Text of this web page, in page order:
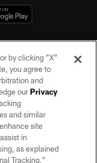
No portion of this site
of the Las Vegas
by clicking "X"
you agree to
and
ourPrivacy
and similar
site
in
as explained
Tracking,”